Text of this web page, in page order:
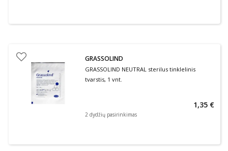
GRASSOLIND
GRASSOLIND NEUTRAL sterilus tinklelinis
tvarstis, 1 vnt.
1,35 €
2 dydžių pasirinkimas